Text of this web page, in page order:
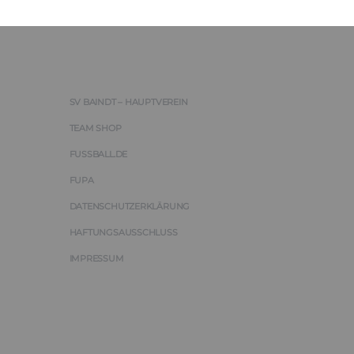
SV BAINDT – HAUPTVEREIN
TEAM SHOP
FUSSBALL.DE
FUPA
DATENSCHUTZERKLÄRUNG
HAFTUNGSAUSSCHLUSS
IMPRESSUM